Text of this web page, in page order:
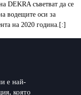
DEKRA съветват да се
водещите оси за
на 2020 година.[:]
е най-
която